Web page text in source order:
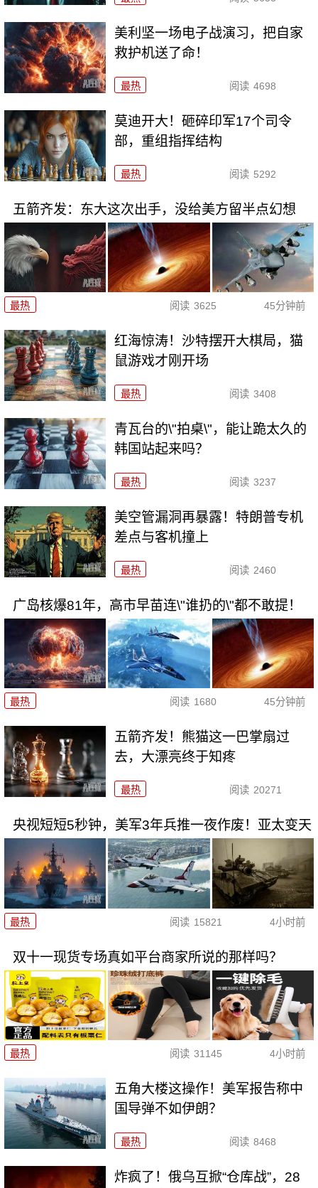
美利坚一场电子战演习，把自家
救护机送了命！
最热 阅读 4698
莫迪开大！砸碎印军17个司令
部，重组指挥结构
最热 阅读 5292
五箭齐发：东大这次出手，没给美方留半点幻想
最热 阅读 3625 45分钟前
红海惊涛！沙特摆开大棋局，猫
鼠游戏才刚开场
最热 阅读 3408
青瓦台的\"拍桌\"，能让跪太久的
韩国站起来吗？
最热 阅读 3237
美空管漏洞再暴露！特朗普专机
差点与客机撞上
最热 阅读 2460
广岛核爆81年，高市早苗连\"谁扔的\"都不敢提！
最热 阅读 1680 45分钟前
五箭齐发！熊猫这一巴掌扇过
去，大漂亮终于知疼
最热 阅读 20271
央视短短5秒钟，美军3年兵推一夜作废！亚太变天
最热 阅读 15821 4小时前
双十一现货专场真如平台商家所说的那样吗？
最热 阅读 31145 4小时前
五角大楼这操作！美军报告称中
国导弹不如伊朗？
最热 阅读 8468
炸疯了！俄乌互掀“仓库战”，28